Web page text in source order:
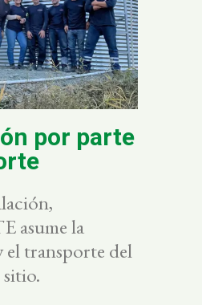
por parte
asume la
el transporte del